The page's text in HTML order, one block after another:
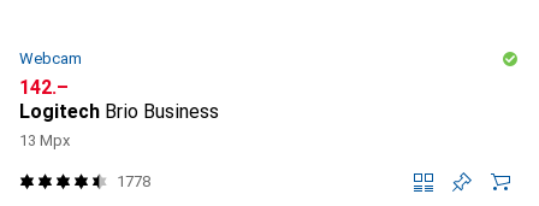
Webcam
CHF
142.–
Logitech Brio Business
13 Mpx
1778